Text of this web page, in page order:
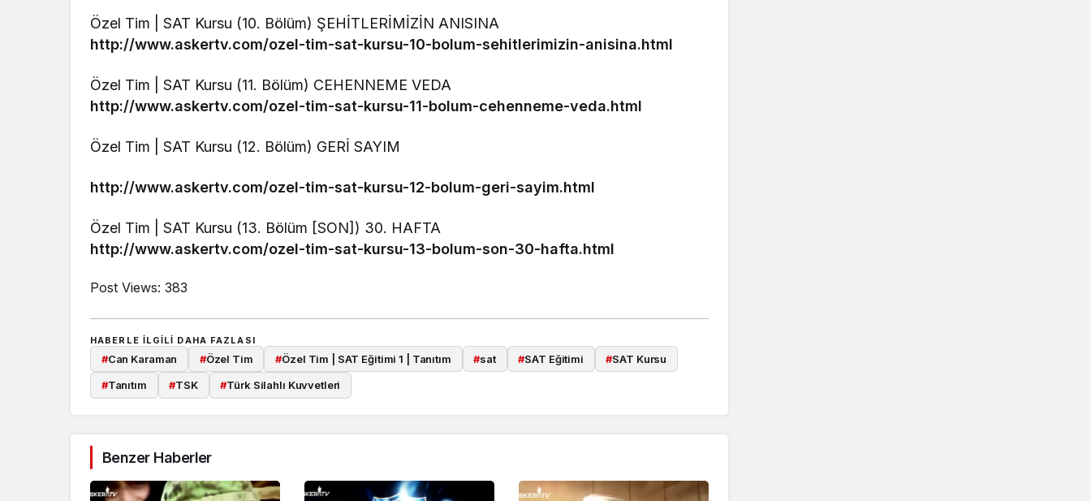
Özel Tim | SAT Kursu (10. Bölüm) ŞEHİTLERİMİZİN ANISINA
http://www.askertv.com/ozel-tim-sat-kursu-10-bolum-sehitlerimizin-anisina.html
Özel Tim | SAT Kursu (11. Bölüm) CEHENNEME VEDA
http://www.askertv.com/ozel-tim-sat-kursu-11-bolum-cehenneme-veda.html
Özel Tim | SAT Kursu (12. Bölüm) GERİ SAYIM
http://www.askertv.com/ozel-tim-sat-kursu-12-bolum-geri-sayim.html
Özel Tim | SAT Kursu (13. Bölüm [SON]) 30. HAFTA
http://www.askertv.com/ozel-tim-sat-kursu-13-bolum-son-30-hafta.html
Post Views: 383
HABERLE ILGILI DAHA FAZLASI
#Can Karaman #Özel Tim #Özel Tim | SAT Eğitimi 1 | Tanıtım #sat #SAT Eğitimi #SAT Kursu
#Tanıtım #TSK #Türk Silahlı Kuvvetleri
Benzer Haberler